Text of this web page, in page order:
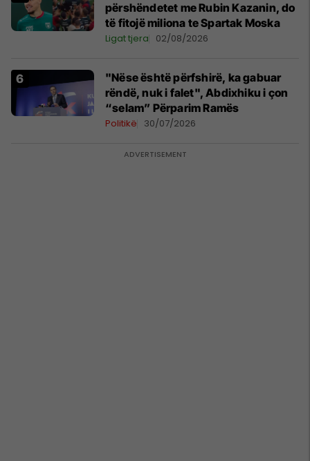
përshëndetet me Rubin Kazanin, do
të fitojë miliona te Spartak Moska
Ligat tjera 02/08/2026
"Nëse është përfshirë, ka gabuar
rëndë, nuk i falet", Abdixhiku i çon
“selam” Përparim Ramës
Politikë 30/07/2026